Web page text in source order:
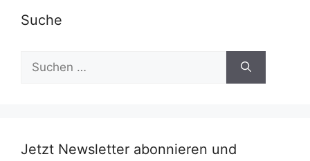
Suche
Suchen
nach:
Jetzt Newsletter abonnieren und